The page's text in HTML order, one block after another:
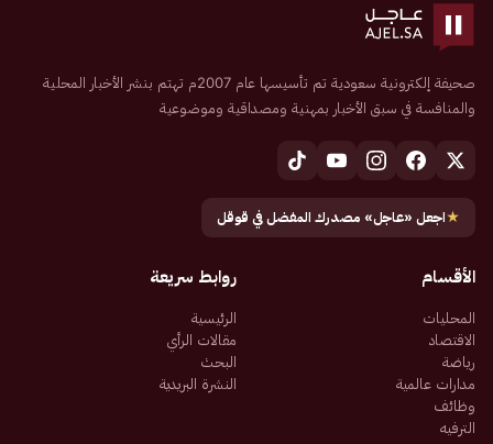
صحيفة إلكترونية سعودية تم تأسيسها عام 2007م تهتم بنشر الأخبار المحلية
والمنافسة في سبق الأخبار بمهنية ومصداقية وموضوعية
★اجعل «عاجل» مصدرك المفضل في قوقل
الأقسام
المحليات
الاقتصاد
رياضة
مدارات عالمية
وظائف
الترفيه
روابط سريعة
الرئيسية
مقالات الرأي
البحث
النشرة البريدية